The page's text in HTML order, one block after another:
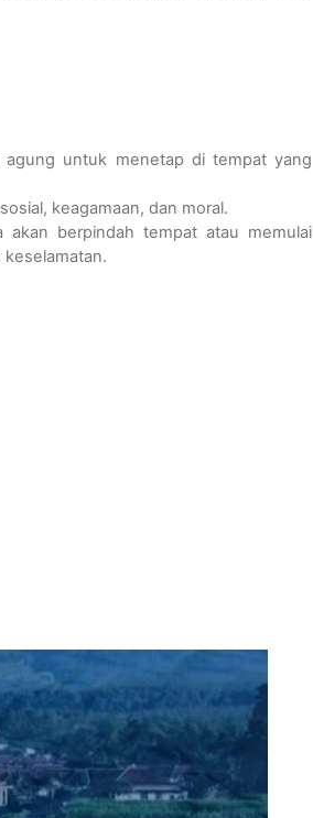
agung untuk menetap ditempat yang
sosial, keagamaan, dan moral.
akan berpindah tempat atau memulai
keselamatan.